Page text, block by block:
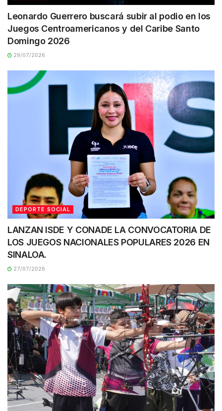
Leonardo Guerrero buscará subir al podio en los
Juegos Centroamericanos y del Caribe Santo
Domingo 2026
29/07/2026
DEPORTE SOCIAL
LANZAN ISDE Y CONADE LA CONVOCATORIA DE
LOS JUEGOS NACIONALES POPULARES 2026 EN
SINALOA.
27/07/2026